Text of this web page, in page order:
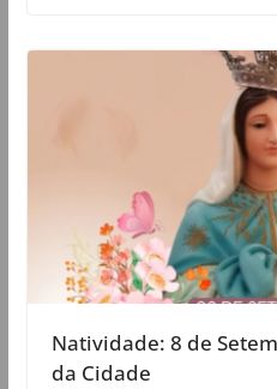
Natividade: 8 de
da Cidade